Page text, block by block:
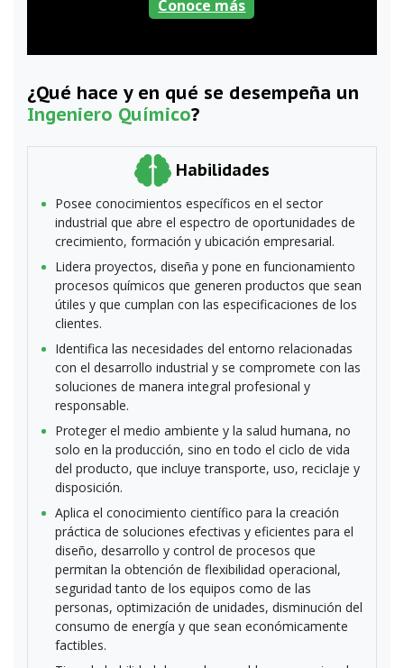
Conoce más
¿Qué hace y en qué se desempeña un
Ingeniero Químico?
Habilidades
Posee conocimientos específicos en el sector
industrial que abre el espectro de oportunidades de
crecimiento, formación y ubicación empresarial.
Lidera proyectos, diseña y pone en funcionamiento
procesos químicos que generen productos que sean
útiles y que cumplan con las especificaciones de los
clientes.
Identifica las necesidades del entorno relacionadas
con el desarrollo industrial y se compromete con las
soluciones de manera integral profesional y
responsable.
Proteger el medio ambiente y la salud humana, no
solo en la producción, sino en todo el ciclo de vida
del producto, que incluye transporte, uso, reciclaje y
disposición.
Aplica el conocimiento científico para la creación
práctica de soluciones efectivas y eficientes para el
diseño, desarrollo y control de procesos que
permitan la obtención de flexibilidad operacional,
seguridad tanto de los equipos como de las
personas, optimización de unidades, disminución del
consumo de energía y que sean económicamente
factibles.